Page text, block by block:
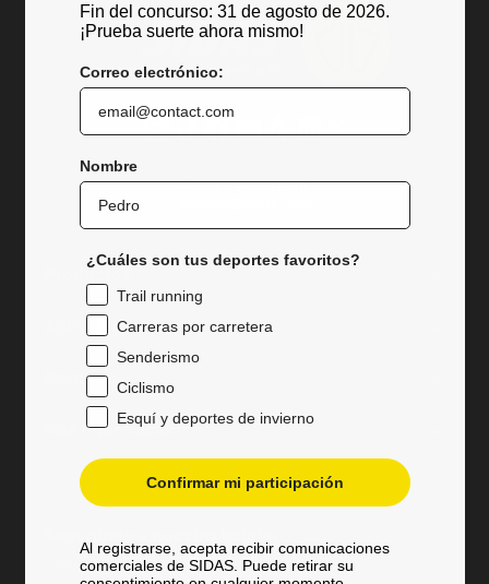
Instagram
tiktokfacebook
youtube
StravaLinkedIn
Gorjeo
+33 9 71 00 10 48
Actividades
Marca
Más información
Consigue un vale de 5€ al registrarte.
Fin del concurso: 31 de agosto de 2026.
¡Prueba suerte ahora mismo!
Correo electrónico:
Nombre
¿Cuáles son tus deportes favoritos?
Trail running
Carreras por carretera
Senderismo
Ciclismo
Esquí y deportes de invierno
Confirmar mi participación
Al registrarse, acepta recibir comunicaciones
comerciales de SIDAS. Puede retirar su